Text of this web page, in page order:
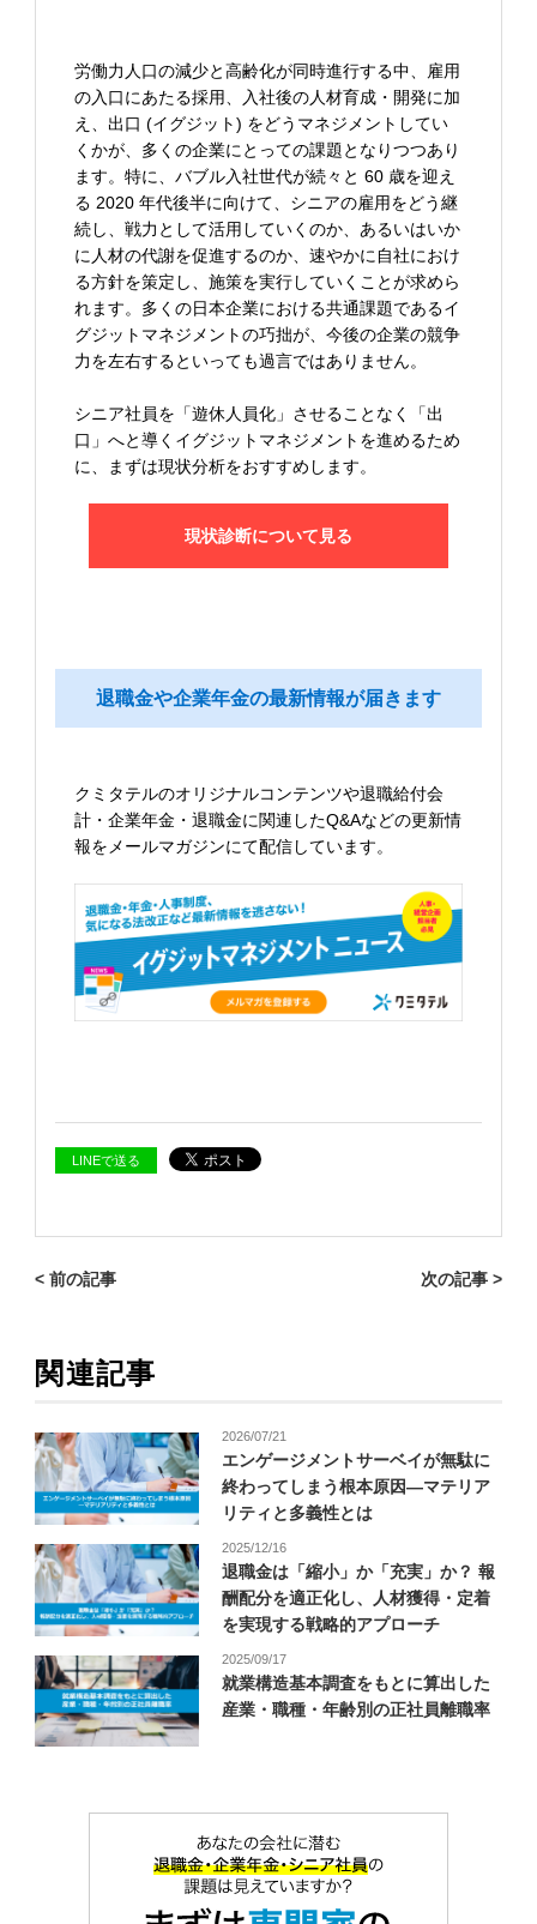
労働力人口の減少と高齢化が同時進行する中、雇用
の入口にあたる採用、入社後の人材育成・開発に加
え、出口 (イグジット) をどうマネジメントしてい
くかが、多くの企業にとっての課題となりつつあり
ます。特に、バブル入社世代が続々と 60 歳を迎え
る 2020 年代後半に向けて、シニアの雇用をどう継
続し、戦力として活用していくのか、あるいはいか
に人材の代謝を促進するのか、速やかに自社におけ
る方針を策定し、施策を実行していくことが求めら
れます。多くの日本企業における共通課題であるイ
グジットマネジメントの巧拙が、今後の企業の競争
力を左右するといっても過言ではありません。
シニア社員を「遊休人員化」させることなく「出
口」へと導くイグジットマネジメントを進めるため
に、まずは現状分析をおすすめします。
現状診断について見る
退職金や企業年金の最新情報が届きます
クミタテルのオリジナルコンテンツや退職給付会
計・企業年金・退職金に関連したQ&Aなどの更新情
報をメールマガジンにて配信しています。
LINEで送る
< 前の記事 次の記事 >
関連記事
2026/07/21
エンゲージメントサーベイが無駄に
終わってしまう根本原因―マテリア
リティと多義性とは
2025/12/16
退職金は「縮小」か「充実」か？ 報
酬配分を適正化し、人材獲得・定着
を実現する戦略的アプローチ
2025/09/17
就業構造基本調査をもとに算出した
産業・職種・年齢別の正社員離職率